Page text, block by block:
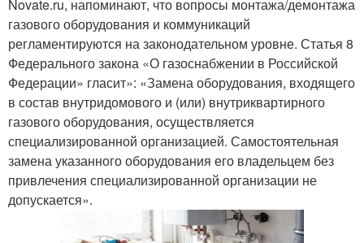
Novate.ru, напоминают, что вопросы монтажа/демонтажа
газового оборудования и коммуникаций
регламентируются на законодательном уровне. Статья 8
Федерального закона «О газоснабжении в Российской
Федерации» гласит»: «Замена оборудования, входящего
в состав внутридомового и (или) внутриквартирного
газового оборудования, осуществляется
специализированной организацией. Самостоятельная
замена указанного оборудования его владельцем без
привлечения специализированной организации не
допускается».